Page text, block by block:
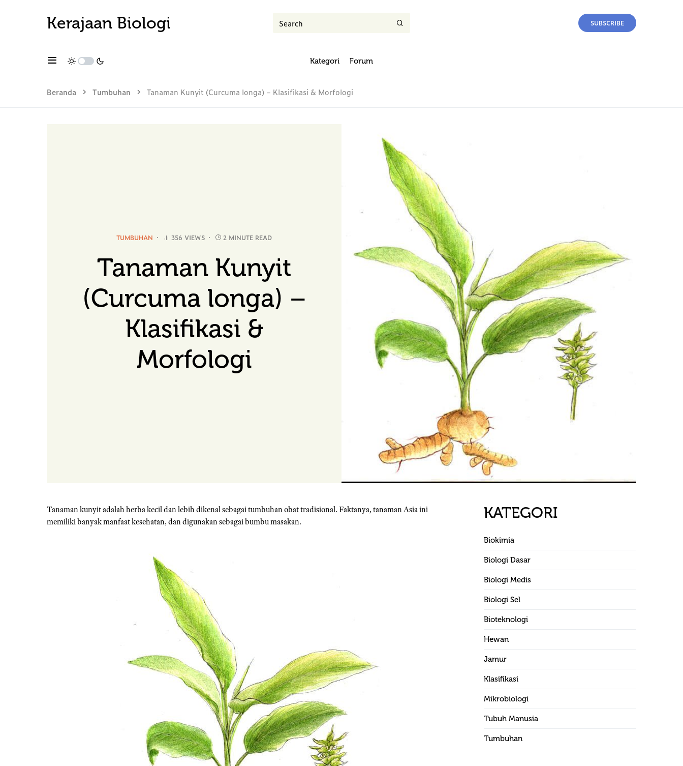
Kerajaan Biologi SUBSCRIBE
Kategori Forum
Beranda Tumbuhan Tanaman Kunyit (Curcuma longa) – Klasifikasi & Morfologi
TUMBUHAN 356 VIEWS 2 MINUTE READ
Tanaman Kunyit
(Curcuma longa) –
Klasifikasi &
Morfologi
Tanaman kunyit adalah herba kecil dan lebih dikenal sebagai tumbuhan obat tradisional. Faktanya, tanaman Asia ini
memiliki banyak manfaat kesehatan, dan digunakan sebagai bumbu masakan.
KATEGORI
Biokimia
Biologi Dasar
Biologi Medis
Biologi Sel
Bioteknologi
Hewan
Jamur
Klasifikasi
Mikrobiologi
Tubuh Manusia
Tumbuhan